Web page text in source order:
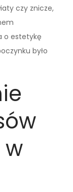
czy znicze,
o estetykę
było